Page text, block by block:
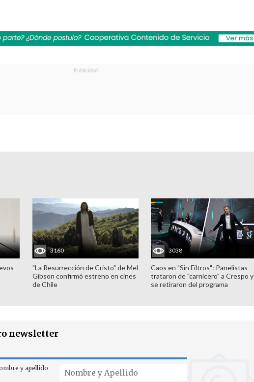
3160
"La Resurrección de Cristo" de Mel
Gibson confirmó estreno en cines
de Chile
3038
Caos en "Sin Filtros": Panelistas
trataron de "carnicero" a Crespo y
se retiraron del programa
newsletter
y apellido